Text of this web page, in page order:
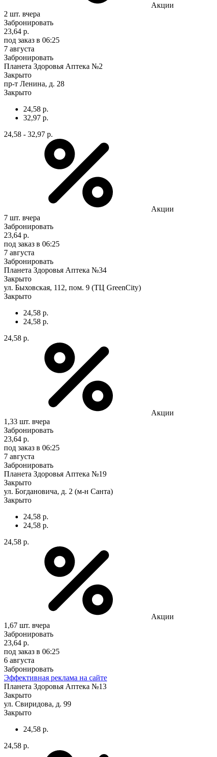
Акции
2 шт. вчера
Забронировать
23,64 р.
под заказ в 06:25
7 августа
Забронировать
Планета Здоровья Аптека №2
Закрыто
пр-т Ленина, д. 28
Закрыто
24,58 р.
32,97 р.
24,58 - 32,97 р.
Акции
7 шт. вчера
Забронировать
23,64 р.
под заказ в 06:25
7 августа
Забронировать
Планета Здоровья Аптека №34
Закрыто
ул. Быховская, 112, пом. 9 (ТЦ GreenCity)
Закрыто
24,58 р.
24,58 р.
24,58 р.
Акции
1,33 шт. вчера
Забронировать
23,64 р.
под заказ в 06:25
7 августа
Забронировать
Планета Здоровья Аптека №19
Закрыто
ул. Богдановича, д. 2 (м-н Санта)
Закрыто
24,58 р.
24,58 р.
24,58 р.
Акции
1,67 шт. вчера
Забронировать
23,64 р.
под заказ в 06:25
6 августа
Забронировать
Эффективная реклама на сайте
Планета Здоровья Аптека №13
Закрыто
ул. Свиридова, д. 99
Закрыто
24,58 р.
24,58 р.